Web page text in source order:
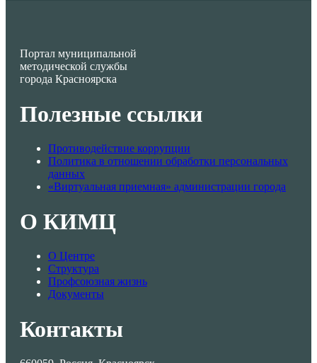
Портал муниципальной
методической службы
города Красноярска
Полезные ссылки
Противодействие коррупции
Политика в отношении обработки персональных
данных
«Виртуальная приемная» администрации города
О КИМЦ
О Центре
Структура
Профсоюзная жизнь
Документы
Контакты